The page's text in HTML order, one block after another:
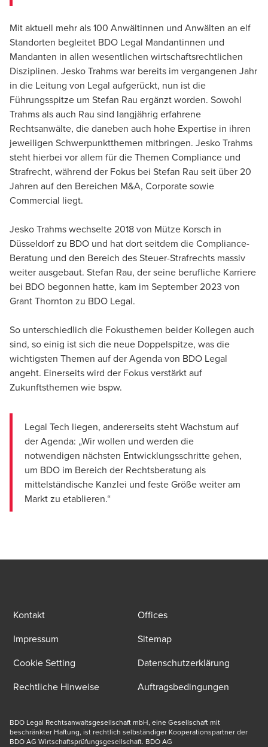
Mit aktuell mehr als 100 Anwältinnen und Anwälten an elf
Standorten begleitet BDO Legal Mandantinnen und
Mandanten in allen wesentlichen wirtschaftsrechtlichen
Disziplinen. Jesko Trahms war bereits im vergangenen Jahr
in die Leitung von Legal aufgerückt, nun ist die
Führungsspitze um Stefan Rau ergänzt worden. Sowohl
Trahms als auch Rau sind langjährig erfahrene
Rechtsanwälte, die daneben auch hohe Expertise in ihren
jeweiligen Schwerpunktthemen mitbringen. Jesko Trahms
steht hierbei vor allem für die Themen Compliance und
Strafrecht, während der Fokus bei Stefan Rau seit über 20
Jahren auf den Bereichen M&A, Corporate sowie
Commercial liegt.
Jesko Trahms wechselte 2018 von Mütze Korsch in
Düsseldorf zu BDO und hat dort seitdem die Compliance-
Beratung und den Bereich des Steuer-Strafrechts massiv
weiter ausgebaut. Stefan Rau, der seine berufliche Karriere
bei BDO begonnen hatte, kam im September 2023 von
Grant Thornton zu BDO Legal.
So unterschiedlich die Fokusthemen beider Kollegen auch
sind, so einig ist sich die neue Doppelspitze, was die
wichtigsten Themen auf der Agenda von BDO Legal
angeht. Einerseits wird der Fokus verstärkt auf
Zukunftsthemen wie bspw.
Legal Tech liegen, andererseits steht Wachstum auf
der Agenda: „Wir wollen und werden die
notwendigen nächsten Entwicklungsschritte gehen,
um BDO im Bereich der Rechtsberatung als
mittelständische Kanzlei und feste Größe weiter am
Markt zu etablieren.“
Kontakt
Offices
Impressum
Sitemap
Cookie Setting
Datenschutzerklärung
Rechtliche Hinweise
Auftragsbedingungen
BDO Legal Rechtsanwaltsgesellschaft mbH, eine Gesellschaft mit
beschränkter Haftung, ist rechtlich selbständiger Kooperationspartner der
BDO AG Wirtschaftsprüfungsgesellschaft. BDO AG